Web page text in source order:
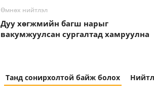
Өмнөх нийтлэл
Дуу хөгжмийн багш нарыг
вакумжуулсан сургалтад хамруулна
Танд сонирхолтой байж болох